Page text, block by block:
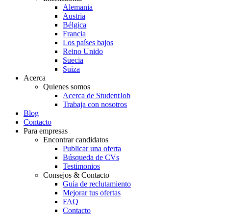
Alemania
Austria
Bélgica
Francia
Los países bajos
Reino Unido
Suecia
Suiza
Acerca
Quienes somos
Acerca de StudentJob
Trabaja con nosotros
Blog
Contacto
Para empresas
Encontrar candidatos
Publicar una oferta
Búsqueda de CVs
Testimonios
Consejos & Contacto
Guía de reclutamiento
Mejorar tus ofertas
FAQ
Contacto